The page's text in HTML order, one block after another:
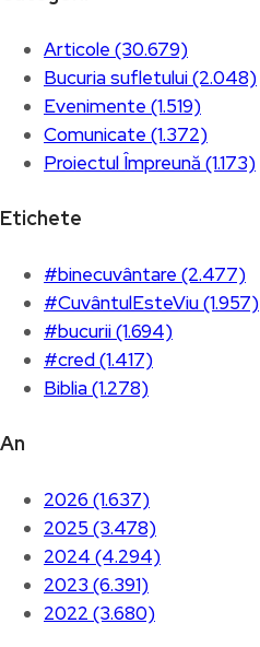
Articole (30.679)
Bucuria sufletului (2.048)
Evenimente (1.519)
Comunicate (1.372)
Proiectul Împreună (1.173)
Etichete
#binecuvântare (2.477)
#CuvântulEsteViu (1.957)
#bucurii (1.694)
#cred (1.417)
Biblia (1.278)
An
2026 (1.637)
2025 (3.478)
2024 (4.294)
2023 (6.391)
2022 (3.680)